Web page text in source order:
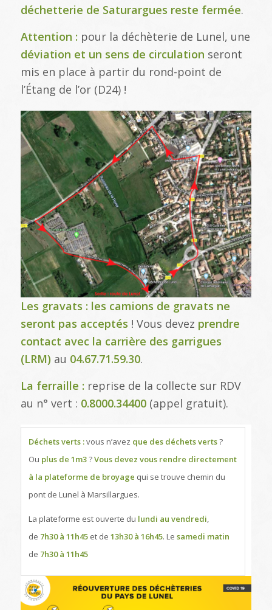
déchetterie de Saturargues reste fermée.
Attention : pour la déchèterie de Lunel, une
déviation et un sens de circulation seront
mis en place à partir du rond-point de
l’Étang de l’or (D24) !
Les gravats : les camions de gravats ne
seront pas acceptés ! Vous devez prendre
contact avec la carrière des garrigues
(LRM) au 04.67.71.59.30.
La ferraille : reprise de la collecte sur RDV
au n° vert : 0.8000.34400(appel gratuit).
Déchets verts :vous n’avez que des déchets verts?
Ou plus de 1m3?Vous devez vous rendre directement
à la plateforme de broyage qui se trouve chemin du
pont de Lunel à Marsillargues.
La plateforme est ouverte du lundi au vendredi
de 7h30 à 11h45et de 13h30 à 16h45. Le samedi matin
de 7h30 à 11h45